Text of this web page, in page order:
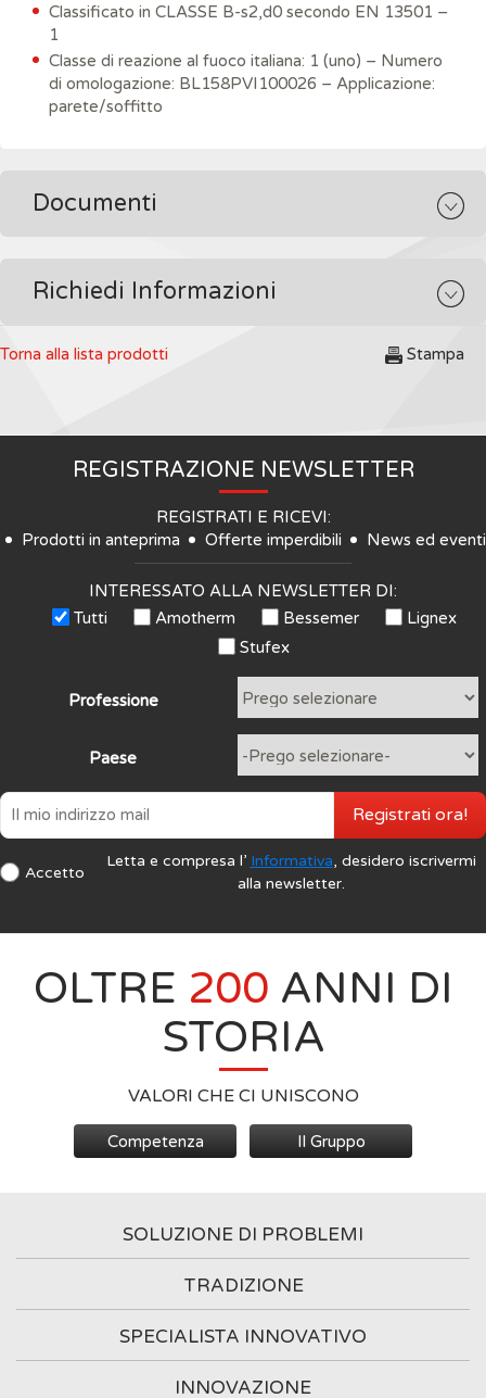
Classificato in CLASSE B-s2,d0 secondo EN 13501 –
1
Classe di reazione al fuoco italiana: 1 (uno) – Numero
di omologazione: BL158PVI100026 – Applicazione:
parete/soffitto
Documenti
Richiedi Informazioni
Torna alla lista prodotti Stampa
REGISTRAZIONE NEWSLETTER
REGISTRATI E RICEVI:
Prodotti in anteprima
Offerte imperdibili News ed eventi
INTERESSATO ALLA NEWSLETTER DI:
Tutti
Amotherm Bessemer
Lignex
Stufex
Professione
Paese
Accetto
Letta e compresa l’ Informativa, desidero iscrivermi
alla newsletter.
Registrati ora!
OLTRE 200 ANNI DI
STORIA
VALORI CHE CI UNISCONO
Competenza Il Gruppo
SOLUZIONE DI PROBLEMI
TRADIZIONE
SPECIALISTA INNOVATIVO
INNOVAZIONE